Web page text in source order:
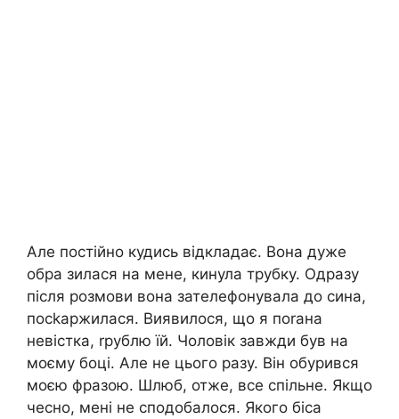
Але постійно кудись відкладає. Вона дуже
обра зилася на мене, кинула трубку. Одразу
після розмови вона зателефонувала до сина,
посkаржилася. Виявилося, що я поrана
невістка, rрублю їй. Чоловік завжди був на
моєму боці. Але не цього разу. Він обурився
моєю фразою. Шлюб, отже, все спільне. Якщо
чесно, мені не сподобалося. Якого біса